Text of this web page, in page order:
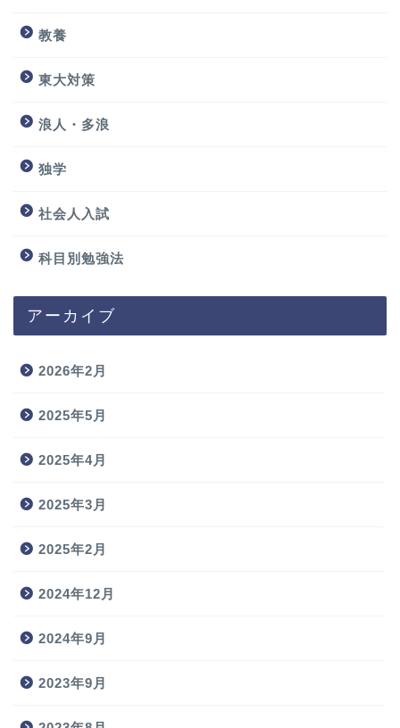
教養
東大対策
浪人・多浪
独学
社会人入試
科目別勉強法
アーカイブ
2026年2月
2025年5月
2025年4月
2025年3月
2025年2月
2024年12月
2024年9月
2023年9月